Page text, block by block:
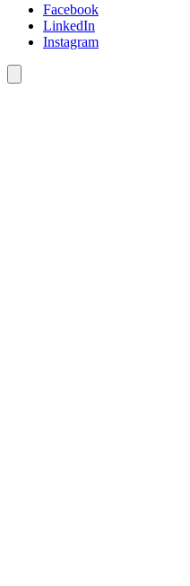
Facebook
LinkedIn
Instagram